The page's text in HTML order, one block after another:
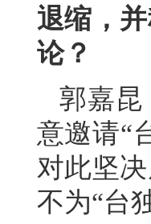
退缩，
论？
郭嘉昆
意邀请“
对此坚
不为“台